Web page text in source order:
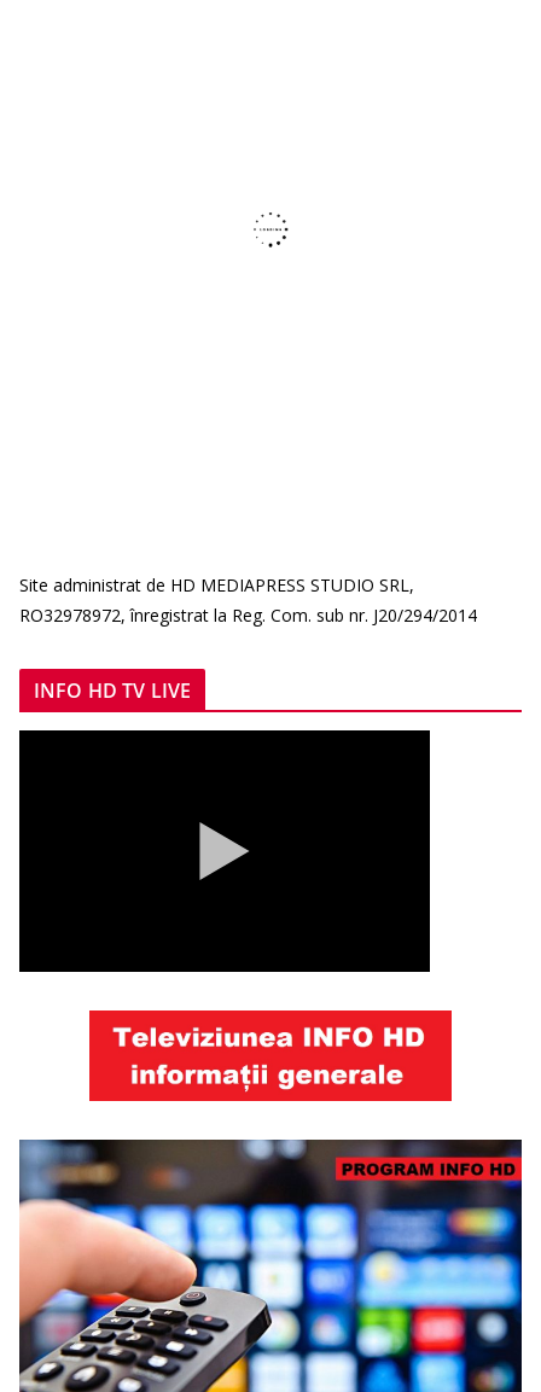
Site administrat de HD MEDIAPRESS STUDIO SRL,
RO32978972, înregistrat la Reg. Com. sub nr. J20/294/2014
INFO HD TV LIVE